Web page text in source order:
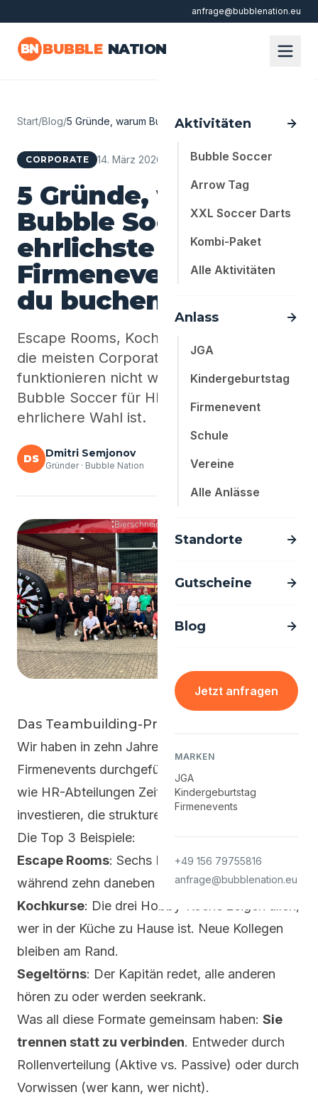
anfrage@bubblenation.eu
BN BUBBLE NATION
Aktivitäten
Bubble Soccer
Arrow Tag
XXL Soccer Darts
Kombi-Paket
Alle Aktivitäten
Anlass
JGA
Kindergeburtstag
Firmenevent
Schule
Vereine
Alle Anlässe
Standorte
Gutscheine
Blog
Jetzt anfragen
MARKEN
JGA
Kindergeburtstag
Firmenevents
+49 156 79755816
anfrage@bubblenation.eu
Start/Blog/5 Gründe, warum Bubble Soccer das ehrlic…
CORPORATE 14. März 2026 5 Min. Lesezeit
5 Gründe, warum
Bubble Soccer das
ehrlichste
Firmenevent ist, das
du buchen kannst
Escape Rooms, Kochkurse, Segeltörns -
die meisten Corporate-Events
funktionieren nicht wirklich. Warum
Bubble Soccer für HR-Verantwortliche die
ehrlichere Wahl ist.
DS Dmitri Semjonov
Gründer · Bubble Nation
Das Teambuilding-Problem
Wir haben in zehn Jahren hunderte
Firmenevents durchgeführt - und zugesehen,
wie HR-Abteilungen Zeit und Geld in Formate
investieren, die strukturell nicht funktionieren.
Die Top 3 Beispiele:
Escape Rooms: Sechs Personen lösen Rätsel,
während zehn daneben stehen und warten.
Kochkurse: Die drei Hobby-Köche zeigen allen,
wer in der Küche zu Hause ist. Neue Kollegen
bleiben am Rand.
Segeltörns: Der Kapitän redet, alle anderen
hören zu oder werden seekrank.
Was all diese Formate gemeinsam haben: Sie
trennen statt zu verbinden. Entweder durch
Rollenverteilung (Aktive vs. Passive) oder durch
Vorwissen (wer kann, wer nicht).